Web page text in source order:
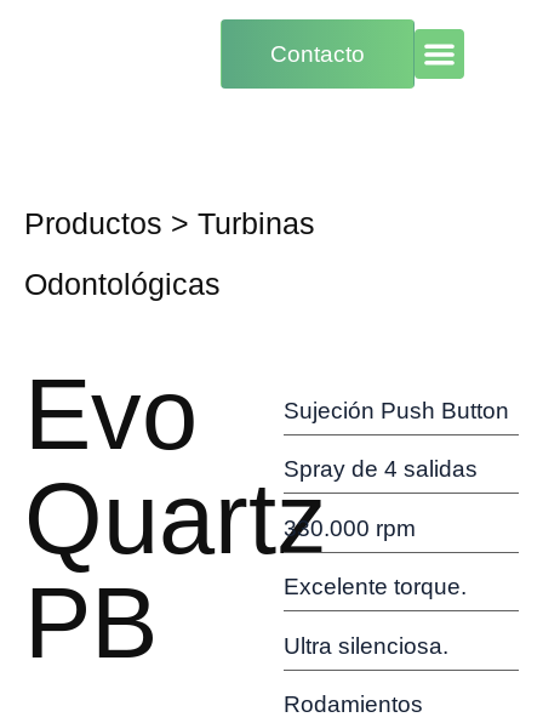
Contacto
Productos > Turbinas
Odontológicas
Evo
Quartz
PB
Sujeción Push Button
Spray de 4 salidas
330.000 rpm
Excelente torque.
Ultra silenciosa.
Rodamientos